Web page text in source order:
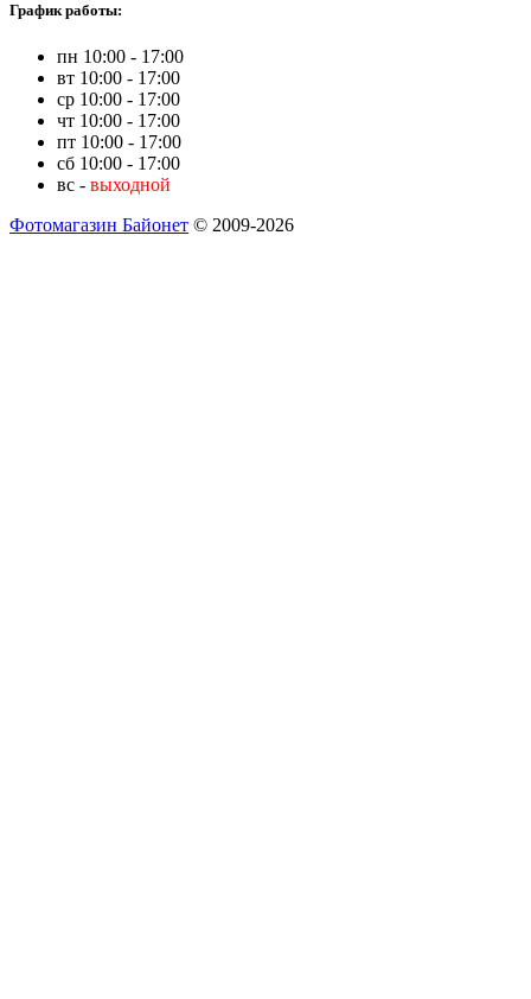
График работы:
пн 10:00 - 17:00
вт 10:00 - 17:00
ср 10:00 - 17:00
чт 10:00 - 17:00
пт 10:00 - 17:00
сб 10:00 - 17:00
вс - выходной
Фотомагазин Байонет © 2009-2026